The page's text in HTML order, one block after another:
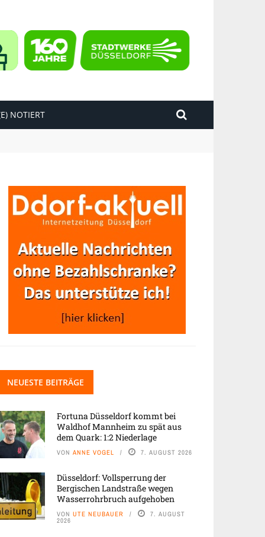
NOTIERT
NEUESTE BEITRÄGE
Fortuna Düsseldorf kommt bei
Waldhof Mannheim zu spät aus
dem Quark: 1:2 Niederlage
VON ANNE VOGEL 7. AUGUST 2026
Düsseldorf: Vollsperrung der
Bergischen Landstraße wegen
Wasserrohrbruch aufgehoben
VON UTE NEUBAUER 7. AUGUST
2026